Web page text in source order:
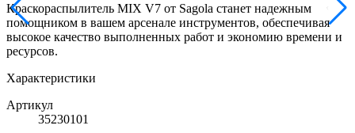
Краскораспылитель MIX V7 от Sagola станет надежным
помощником в вашем арсенале инструментов, обеспечивая
высокое качество выполненных работ и экономию времени и
ресурсов.
Характеристики
Артикул
35230101